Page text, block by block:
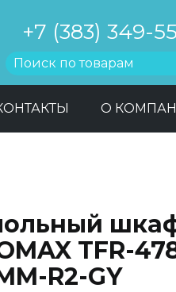
+7 (383) 349-
О
TFR-
R2-GY